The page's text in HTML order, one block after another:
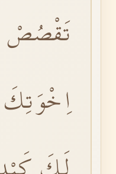
تَقْصُصْ